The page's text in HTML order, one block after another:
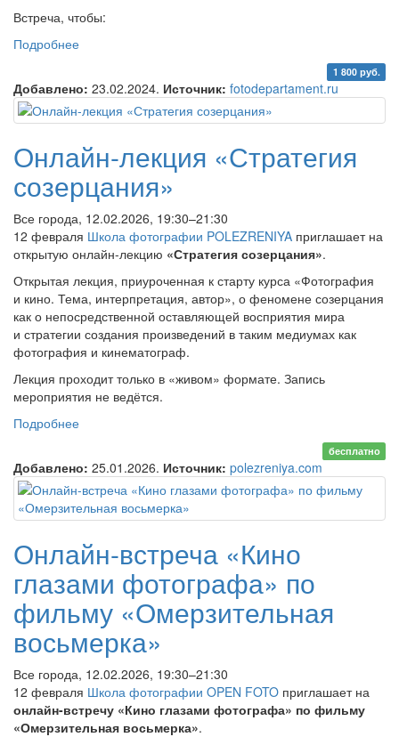
Встреча, чтобы:
Подробнее
1 800 руб.
Добавлено: 23.02.2024. Источник: fotodepartament.ru
Онлайн-лекция «Стратегия
созерцания»
Все города, 12.02.2026, 19:30–21:30
12 февраля Школа фотографии POLEZRENIYA приглашает на
открытую онлайн-лекцию «Стратегия созерцания».
Открытая лекция, приуроченная к старту курса «Фотография
и кино. Тема, интерпретация, автор», о феномене созерцания
как о непосредственной оставляющей восприятия мира
и стратегии создания произведений в таким медиумах как
фотография и кинематограф.
Лекция проходит только в «живом» формате. Запись
мероприятия не ведётся.
Подробнее
бесплатно
Добавлено: 25.01.2026. Источник: polezreniya.com
Онлайн-встреча «Кино
глазами фотографа» по
фильму «Омерзительная
восьмерка»
Все города, 12.02.2026, 19:30–21:30
12 февраля Школа фотографии OPEN FOTO приглашает на
онлайн-встречу «Кино глазами фотографа» по фильму
«Омерзительная восьмерка».